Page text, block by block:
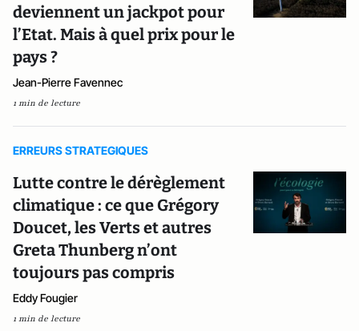
deviennent un jackpot pour
l’Etat. Mais à quel prix pour le
pays ?
Jean-Pierre Favennec
1 min de lecture
ERREURS STRATEGIQUES
Lutte contre le dérèglement
climatique : ce que Grégory
Doucet, les Verts et autres
Greta Thunberg n’ont
toujours pas compris
Eddy Fougier
1 min de lecture